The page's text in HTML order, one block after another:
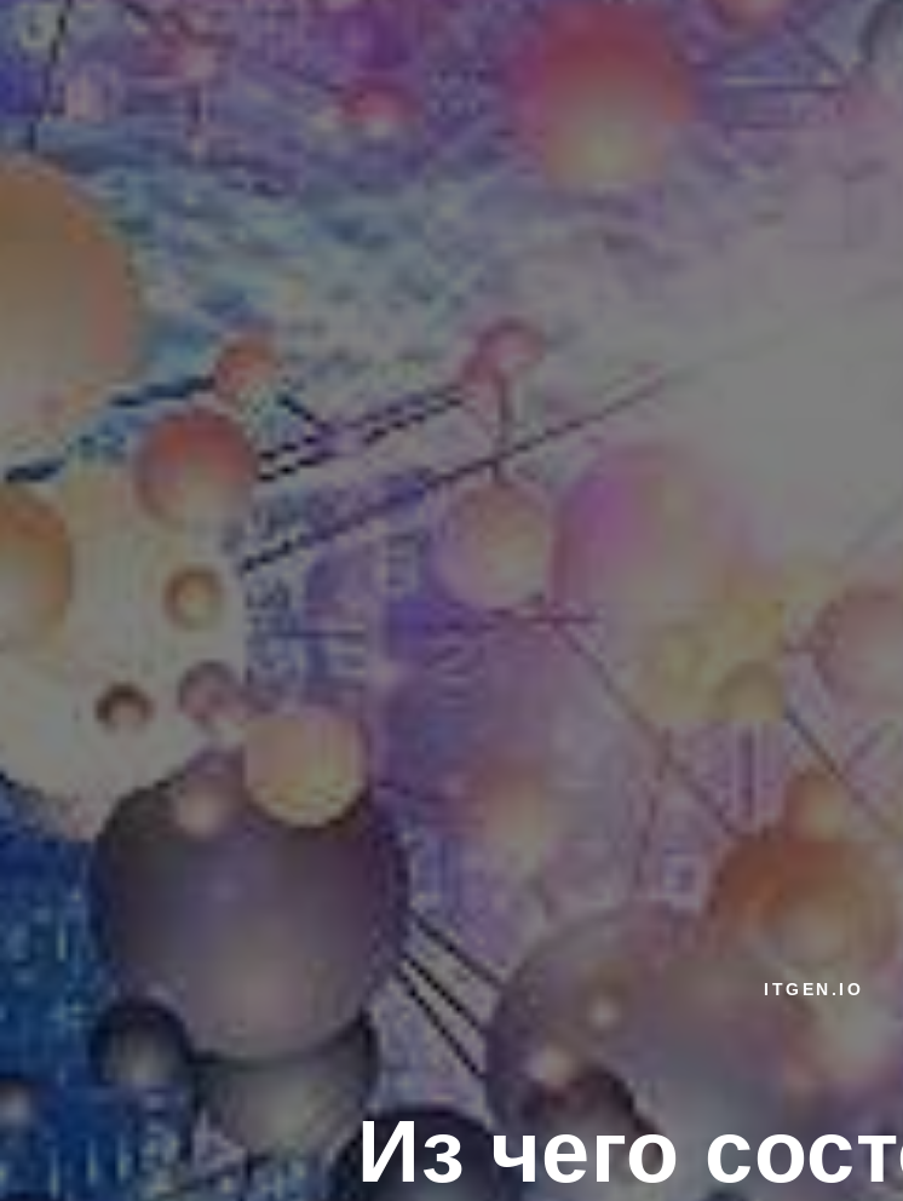
ITGEN.IO
Из чего